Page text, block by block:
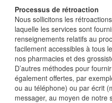
Processus de rétroaction
Nous sollicitons les
laquelle les services sont
renseignements relatifs au
facilement accessibles à tous
nos pharmacies et des
D’autres méthodes pour
également offertes, par
ou au téléphone) ou par écrit
messager, au moyen de notre